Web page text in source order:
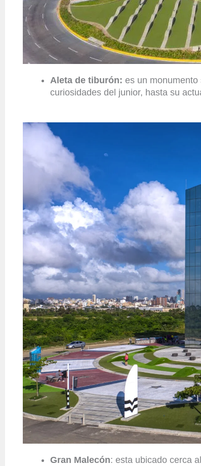
Aleta de tiburón: es un
curiosidades del junior, hasta su
Gran Malecón: esta ubicado cerca